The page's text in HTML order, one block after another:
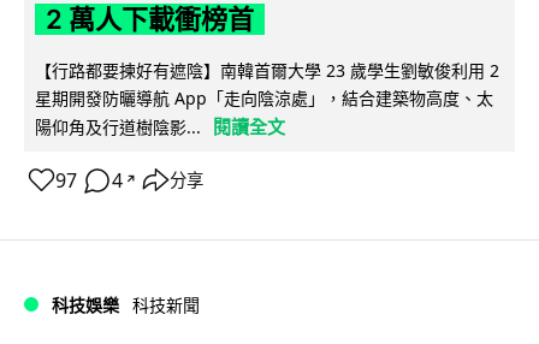
2 萬人下載衝榜首
【行路都要揀好有遮陰】南韓首爾大學 23 歲學生劉敏俊利用 2
星期開發防曬導航 App「走向陰涼處」，結合建築物高度、太
陽仰角及行道樹陰影...
閱讀全文
97 4 ↗ 分享
科技娛樂 科技新聞